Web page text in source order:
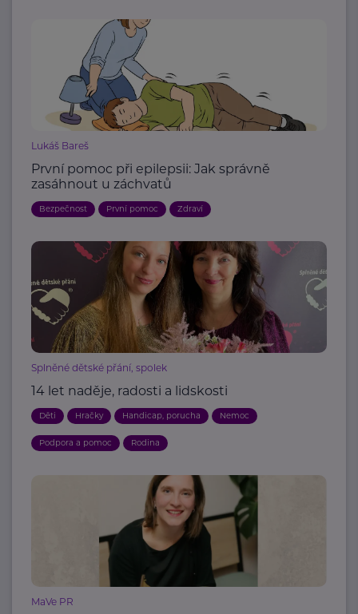
Lukáš Bareš
První pomoc při epilepsii: Jak správně
zasáhnout u záchvatů
Bezpečnost První pomoc Zdraví
Splněné dětské přání, spolek
14 let naděje, radosti a lidskosti
Děti Hračky Handicap, porucha Nemoc
Podpora a pomoc Rodina
MaVe PR